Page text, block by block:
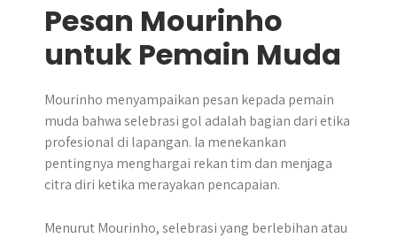
Pesan Mourinho
untuk Pemain Muda
Mourinho menyampaikan pesan kepada pemain
muda bahwa selebrasi gol adalah bagian dari etika
profesional di lapangan. Ia menekankan
pentingnya menghargai rekan tim dan menjaga
citra diri ketika merayakan pencapaian.
Menurut Mourinho, selebrasi yang berlebihan atau